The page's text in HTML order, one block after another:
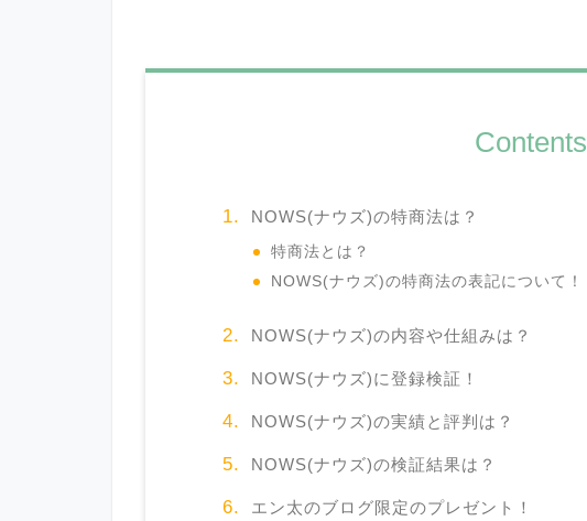
Contents
NOWS(ナウズ)の特商法は？
特商法とは？
NOWS(ナウズ)の特商法の表記について！
NOWS(ナウズ)の内容や仕組みは？
NOWS(ナウズ)に登録検証！
NOWS(ナウズ)の実績と評判は？
NOWS(ナウズ)の検証結果は？
エン太のブログ限定のプレゼント！